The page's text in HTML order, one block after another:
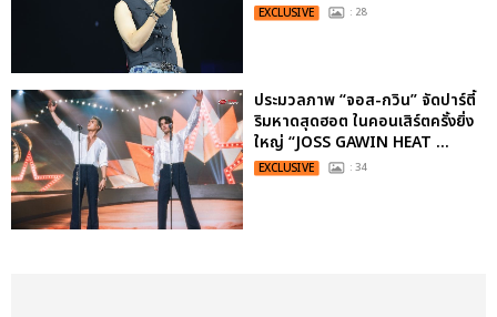
EXCLUSIVE : 28
ประมวลภาพ “จอส-กวิน” จัดปาร์ตี้
ริมหาดสุดฮอต ในคอนเสิร์ตครั้งยิ่ง
ใหญ่ “JOSS GAWIN HEAT ...
EXCLUSIVE : 34